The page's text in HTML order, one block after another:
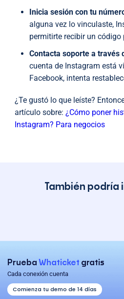
Inicia sesión con tu
alguna vez lo vinculaste,
permitirte recibir un código
Contacta soporte a través
cuenta de Instagram está
Facebook, intenta
¿Te gustó lo que leíste?
artículo sobre: ¿Cómo poner
Instagram? Para negocios
También podría
Prueba Whaticket gratis
Cada conexión cuenta
Comienza tu demo de 14 días